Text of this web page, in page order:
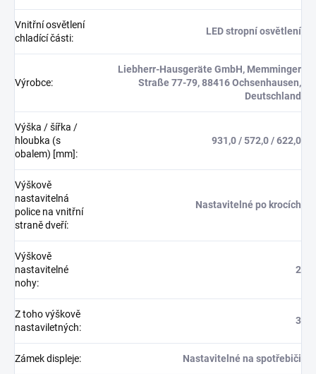
Vnitřní osvětlení
chladící části:
LED stropní osvětlení
Výrobce:
Liebherr-Hausgeräte GmbH, Memminger
Straße 77-79, 88416 Ochsenhausen,
Deutschland
Výška / šířka /
hloubka (s
obalem) [mm]:
931,0 / 572,0 / 622,0
Výškově
nastavitelná
police na vnitřní
straně dveří:
Nastavitelné po krocích
Výškově
nastavitelné
nohy:
2
Z toho výškově
nastaviletných:
3
Zámek displeje: Nastavitelné na spotřebiči